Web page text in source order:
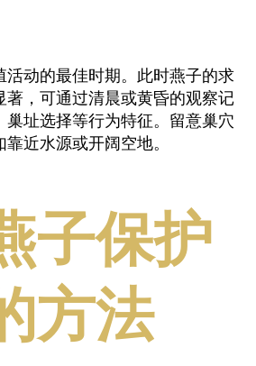
活动的最佳时期。此时燕子的求
著，可通过清晨或黄昏的观察记
巢址选择等行为特征。留意巢穴
近水源或开阔空地。
子保护
方法